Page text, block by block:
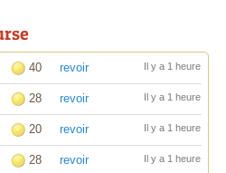
40 revoir Il y a 1 heure
28 revoir Il y a 1 heure
20 revoir Il y a 1 heure
28 revoir Il y a 1 heure